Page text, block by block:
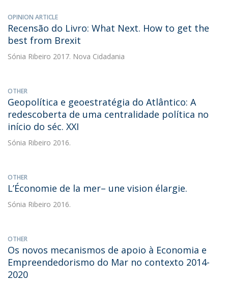
OPINION ARTICLE
Recensão do Livro: What Next. How to get the
best from Brexit
Sónia Ribeiro 2017. Nova Cidadania
OTHER
Geopolítica e geoestratégia do Atlântico: A
redescoberta de uma centralidade política no
início do séc. XXI
Sónia Ribeiro 2016.
OTHER
L’Économie de la mer– une vision élargie.
Sónia Ribeiro 2016.
OTHER
Os novos mecanismos de apoio à Economia e
Empreendedorismo do Mar no contexto 2014-
2020